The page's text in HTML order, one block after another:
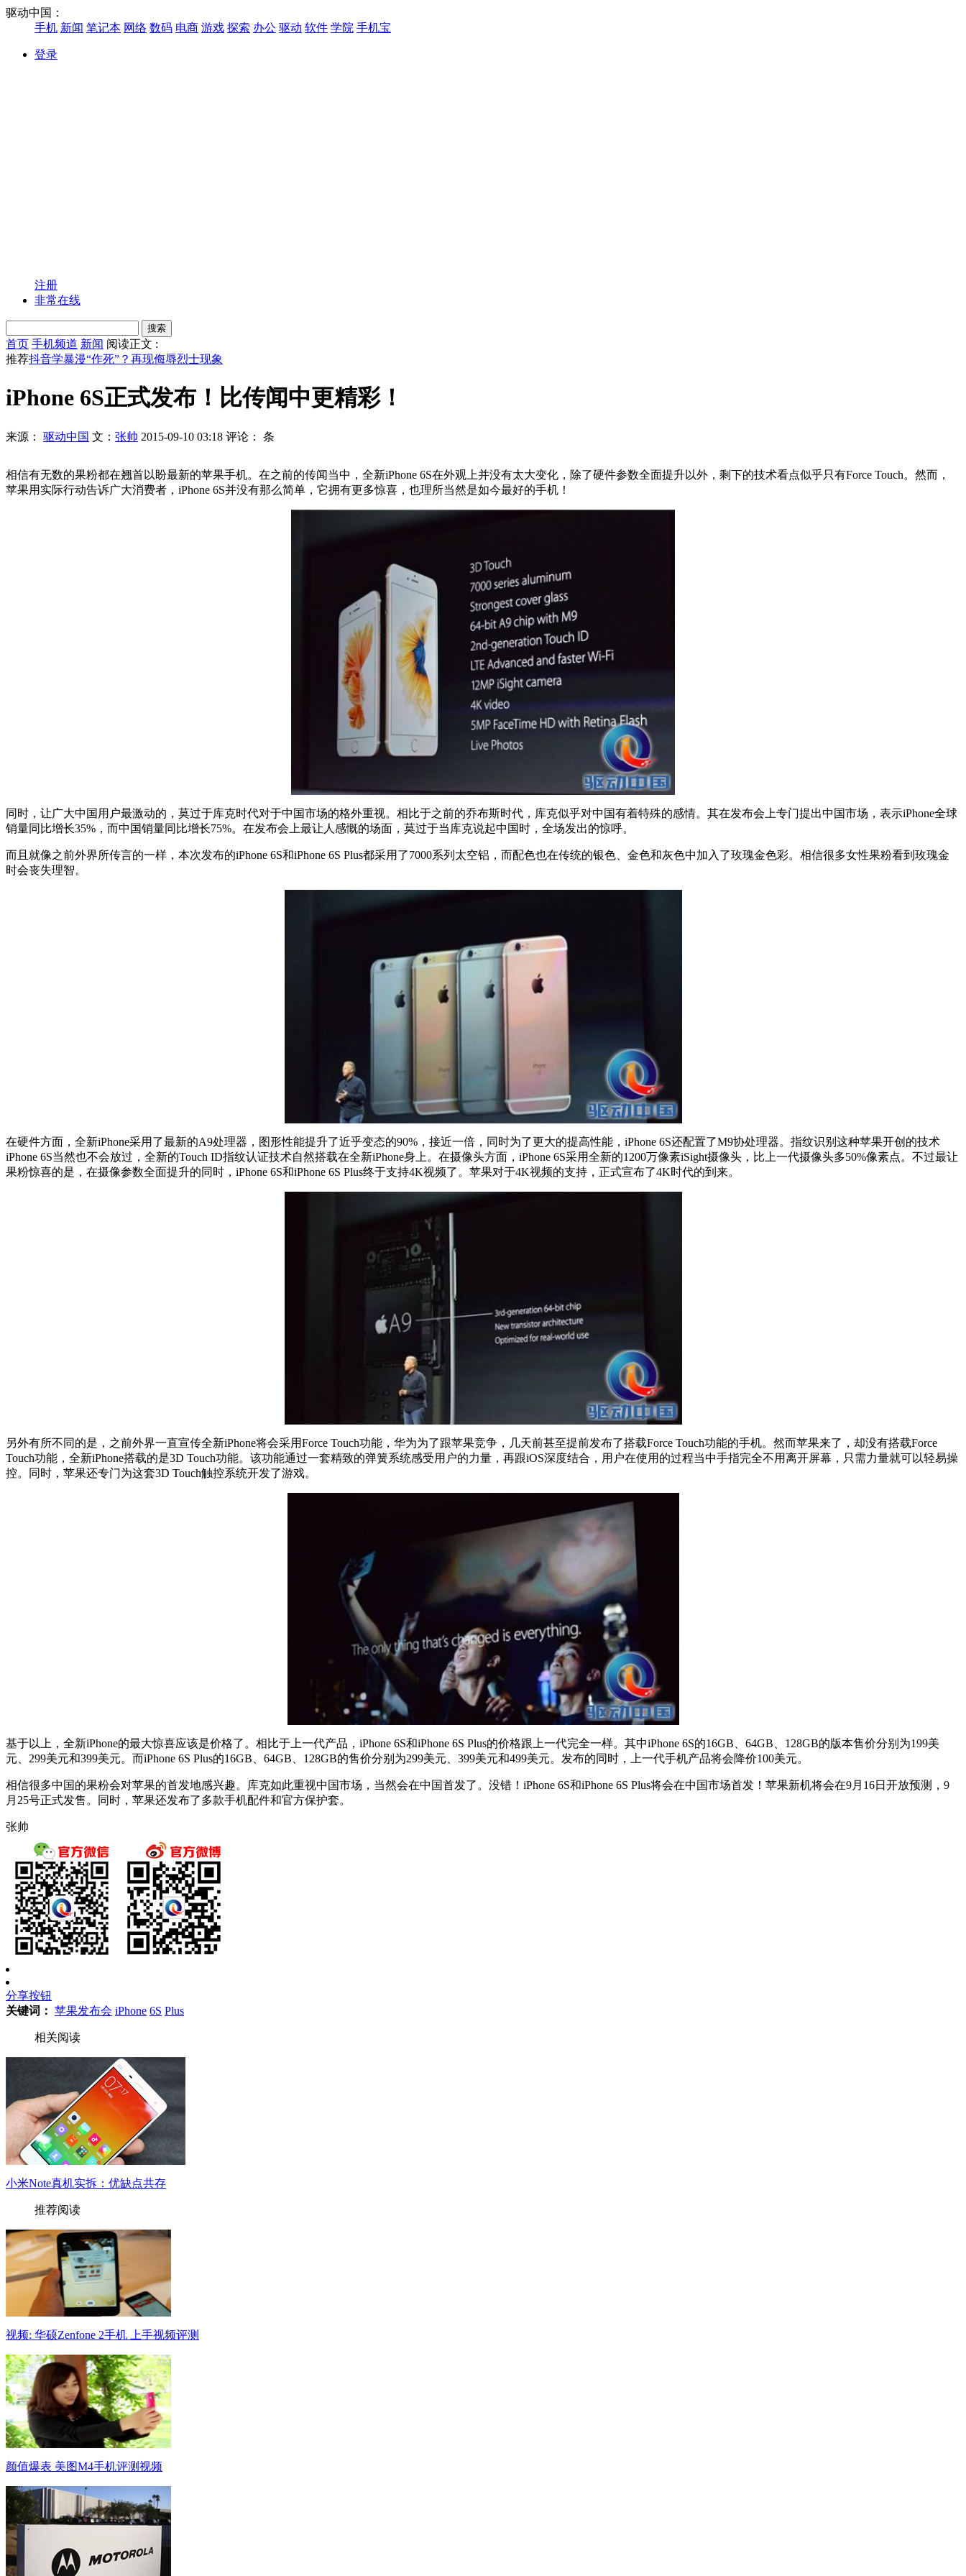
驱动中国：
手机 新闻 笔记本 网络 数码 电商 游戏 探索 办公 驱动 软件 学院 手机宝
登录
注册
非常在线
首页 手机频道 新闻 阅读正文 :
推荐抖音学暴漫“作死”？再现侮辱烈士现象
iPhone 6S正式发布！比传闻中更精彩！
来源： 驱动中国 文： 张帅 2015-09-10 03:18 评论： 条
相信有无数的果粉都在翘首以盼最新的苹果手机。在之前的传闻当中，全新iPhone 6S在外观上并没有太大变化，除了硬件参数全面提升以外，剩下的技术看点似乎只有Force Touch。然而，
苹果用实际行动告诉广大消费者，iPhone 6S并没有那么简单，它拥有更多惊喜，也理所当然是如今最好的手机！
同时，让广大中国用户最激动的，莫过于库克时代对于中国市场的格外重视。相比于之前的乔布斯时代，库克似乎对中国有着特殊的感情。其在发布会上专门提出中国市场，表示iPhone全球
销量同比增长35%，而中国销量同比增长75%。在发布会上最让人感慨的场面，莫过于当库克说起中国时，全场发出的惊呼。
而且就像之前外界所传言的一样，本次发布的iPhone 6S和iPhone 6S Plus都采用了7000系列太空铝，而配色也在传统的银色、金色和灰色中加入了玫瑰金色彩。相信很多女性果粉看到玫瑰金
时会丧失理智。
在硬件方面，全新iPhone采用了最新的A9处理器，图形性能提升了近乎变态的90%，接近一倍，同时为了更大的提高性能，iPhone 6S还配置了M9协处理器。指纹识别这种苹果开创的技术
iPhone 6S当然也不会放过，全新的Touch ID指纹认证技术自然搭载在全新iPhone身上。在摄像头方面，iPhone 6S采用全新的1200万像素iSight摄像头，比上一代摄像头多50%像素点。不过最让
果粉惊喜的是，在摄像参数全面提升的同时，iPhone 6S和iPhone 6S Plus终于支持4K视频了。苹果对于4K视频的支持，正式宣布了4K时代的到来。
另外有所不同的是，之前外界一直宣传全新iPhone将会采用Force Touch功能，华为为了跟苹果竞争，几天前甚至提前发布了搭载Force Touch功能的手机。然而苹果来了，却没有搭载Force
Touch功能，全新iPhone搭载的是3D Touch功能。该功能通过一套精致的弹簧系统感受用户的力量，再跟iOS深度结合，用户在使用的过程当中手指完全不用离开屏幕，只需力量就可以轻易操
控。同时，苹果还专门为这套3D Touch触控系统开发了游戏。
基于以上，全新iPhone的最大惊喜应该是价格了。相比于上一代产品，iPhone 6S和iPhone 6S Plus的价格跟上一代完全一样。其中iPhone 6S的16GB、64GB、128GB的版本售价分别为199美
元、299美元和399美元。而iPhone 6S Plus的16GB、64GB、128GB的售价分别为299美元、399美元和499美元。发布的同时，上一代手机产品将会降价100美元。
相信很多中国的果粉会对苹果的首发地感兴趣。库克如此重视中国市场，当然会在中国首发了。没错！iPhone 6S和iPhone 6S Plus将会在中国市场首发！苹果新机将会在9月16日开放预测，9
月25号正式发售。同时，苹果还发布了多款手机配件和官方保护套。
张帅
分享按钮
关键词： 苹果发布会 iPhone 6S Plus
相关阅读
小米Note真机实拆：优缺点共存
推荐阅读
视频: 华硕Zenfone 2手机 上手视频评测
颜值爆表 美图M4手机评测视频